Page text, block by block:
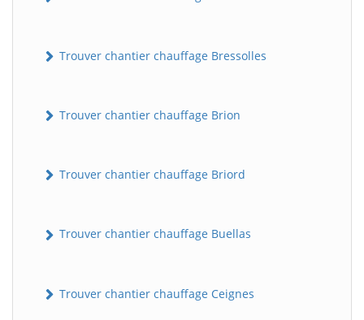
Trouver chantier chauffage Bressolles
Trouver chantier chauffage Brion
Trouver chantier chauffage Briord
Trouver chantier chauffage Buellas
Trouver chantier chauffage Ceignes